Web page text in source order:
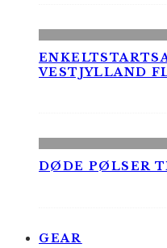
VESTJYLLAND
DØDE PØLSER
GEAR